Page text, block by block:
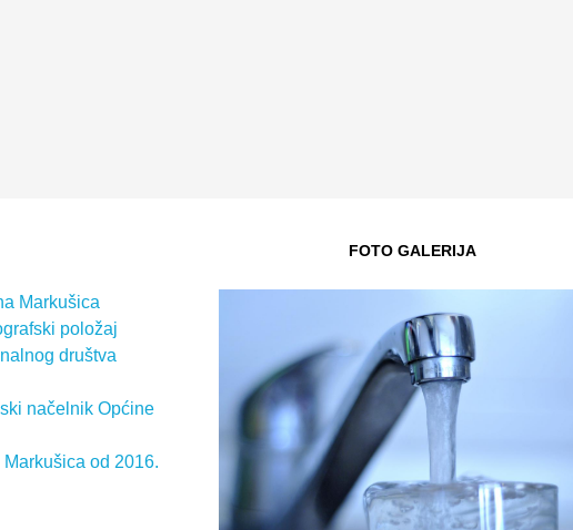
Markušica
položaj
društva
načelnik Općine
od 2016.
FOTO GALERIJA